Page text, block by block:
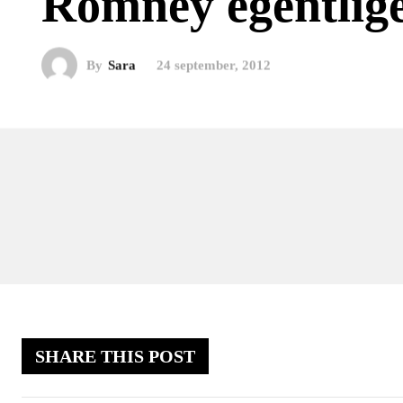
By Sara 24 september, 2012
SHARE THIS POST